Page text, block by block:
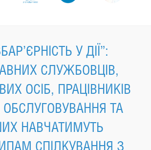
У ДІЇ”:
СЛУЖБОВЦІВ,
ОСІБ, ПРАЦІВНИКІВ
ТА
НАВЧАТИМУТЬ
СПІЛКУВАННЯ З